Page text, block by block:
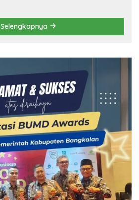
Selengkapnya